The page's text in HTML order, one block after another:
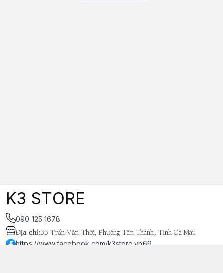
K3 STORE
090 125 1678
Địa chỉ:33 Trần Văn Thời, Phường Tân Thành, Tỉnh Cà Mau
https://www.facebook.com/k3store.vn69